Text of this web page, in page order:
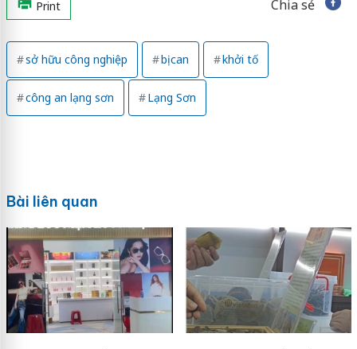
Print Chia sẻ
sở hữu công nghiệp bị can khởi tố
công an lạng sơn Lạng Sơn
Bài liên quan